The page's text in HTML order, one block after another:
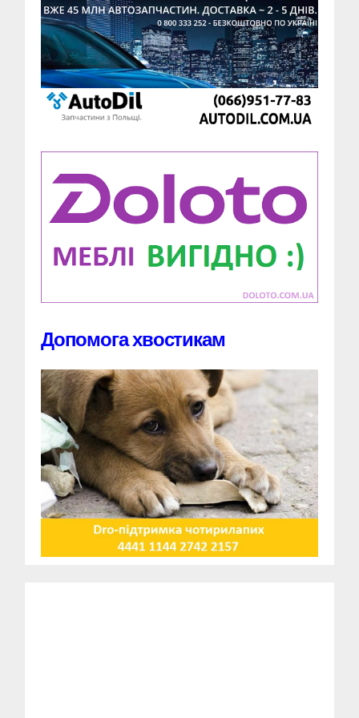
Допомога хвостикам